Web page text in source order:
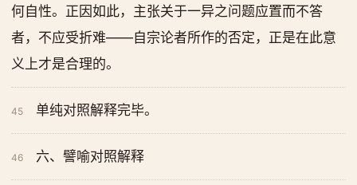
何自性。正因如此，主张关于一异之问题应置而不答
者，不应受折难——自宗论者所作的否定，正是在此意
义上才是合理的。
45 单纯对照解释完毕。
46 六、譬喻对照解释